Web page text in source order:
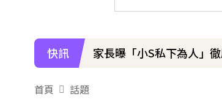
快訊 家長曝「小S私下為人」
首頁 話題